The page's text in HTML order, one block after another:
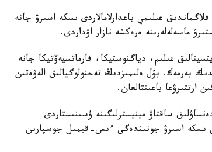
فلاگماندىق عىلىمي باعدارلامالاردى ىسكە اسىرۋ جانە
ماسەلەلەرىنە ەرەكشە نازار اۋداردى.
عىلىم، دياگنوستيكا، فارماتسيەۆتيكا جانە
بەرمەك. بۇل ەلىمىزدىڭ تەحنولوگيالىق الەۋەتىن
ارتتىرۋعا باعىتتالعان.
ساقتاۋ مينيسترلىگىنە ۇسىنىستاردى
ىسكە اسىرۋ جونىندەگى ءىس-قيمىل جوسپارىن